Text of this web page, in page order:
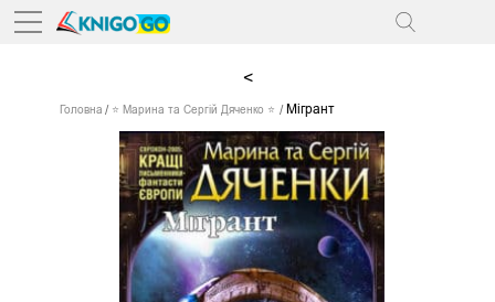
<
Головна ⭐ Марина та Сергій Дяченко ⭐ Мігрант